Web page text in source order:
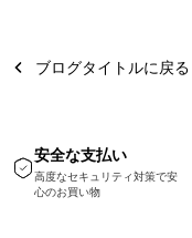
ブログタイトルに戻る
安全な支払い
高度なセキュリティ対策で安
心のお買い物